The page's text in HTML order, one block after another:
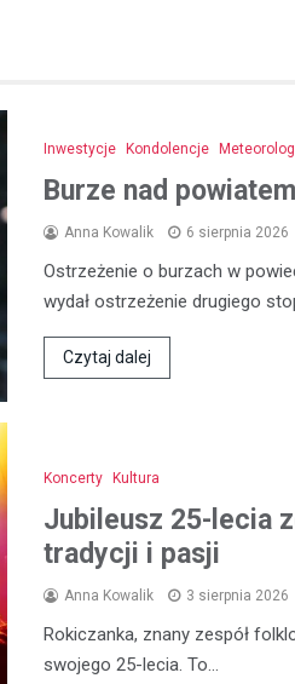
Inwestycje Kondolencje
Burze nad
Anna Kowalik 6 sierpnia 2026
Ostrzeżenie o burzach w
wydał ostrzeżenie drugiego
Czytaj dalej
Koncerty Kultura
Jubileusz 25-lecia
tradycji i pasji
Anna Kowalik 3 sierpnia 2026
Rokiczanka, znany zespół
swojego 25-lecia. To…